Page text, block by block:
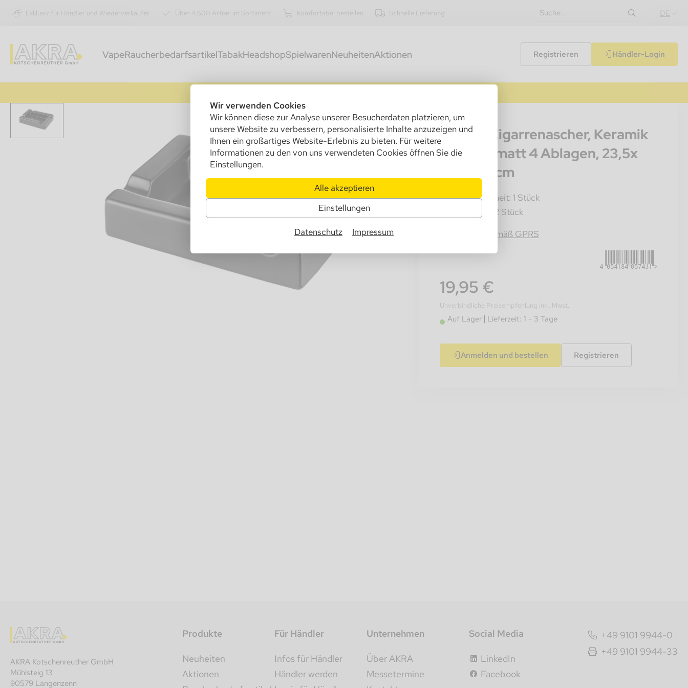
Wir verwenden Cookies
Wir können diese zur Analyse unserer Besucherdaten platzieren, um
unsere Website zu verbessern, personalisierte Inhalte anzuzeigen und
Ihnen ein großartiges Website-Erlebnis zu bieten. Für weitere
Informationen zu den von uns verwendeten Cookies öffnen Sie die
Einstellungen.
Alle akzeptieren
Einstellungen
Datenschutz Impressum
Exklusiv für Händler und Wiederverkäufer Über 4.600 Artikel im Sortiment Komfortabel bestellen Schnelle Lieferung DE
VapeRaucherbedarfsartikelTabakHeadshopSpielwarenNeuheitenAktionen Registrieren Händler-Login
424009
Angelo Zigarrenascher, Keramik
schwarz matt 4 Ablagen, 23,5x
15,5x 5,3cm
Verkaufseinheit: 1 Stück
Umkarton: 12 Stück
Information gemäß GPRS
4054184057431
19,95 €
Unverbindliche Preisempfehlung inkl. Mwst.
Auf Lager Lieferzeit: 1 - 3 Tage
Anmelden und bestellen Registrieren
AKRA Kotschenreuther GmbH
Mühlsteig 13
90579 Langenzenn
Produkte
Neuheiten
Aktionen
Für Händler
Infos für Händler
Händler werden
Unternehmen
Über AKRA
Messetermine
Social Media
LinkedIn
Facebook
+49 9101 9944-0
+49 9101 9944-33